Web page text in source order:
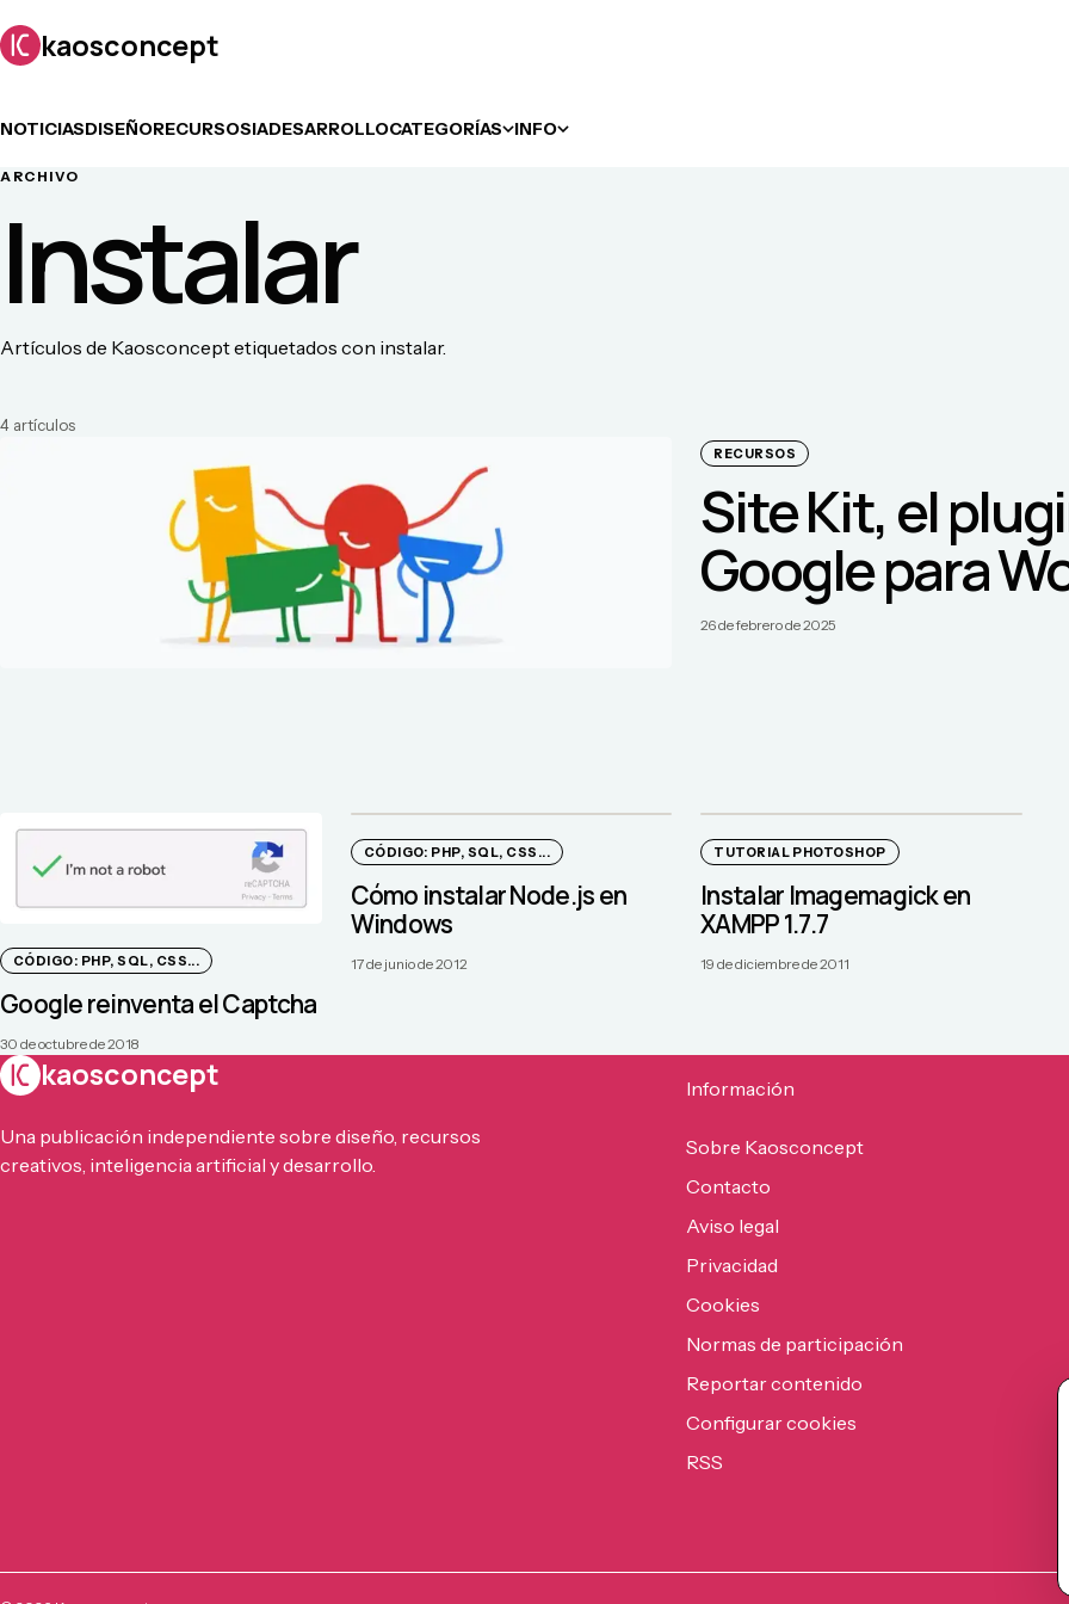
kaosconcept
NOTICIASDISEÑORECURSOSIADESARROLLOCATEGORÍAS INFO
ARCHIVO
Instalar
Artículos de Kaosconcept etiquetados con instalar.
4 artículos
RECURSOS
Site Kit, el
Google para
26 de febrero de 2025
CÓDIGO: PHP, SQL, CSS...
Google reinventa el Captcha
30 de octubre de 2018
CÓDIGO: PHP, SQL, CSS...
Cómo instalar Node.js en
Windows
17 de junio de 2012
TUTORIAL PHOTOSHOP
Instalar Imagemagick en
XAMPP 1.7.7
19 de diciembre de 2011
kaosconcept
Una publicación independiente sobre diseño, recursos
creativos, inteligencia artificial y desarrollo.
Información
Sobre Kaosconcept
Contacto
Aviso legal
Privacidad
Cookies
Normas de participación
Reportar contenido
Configurar cookies
RSS